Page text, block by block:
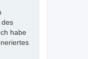
des
habe